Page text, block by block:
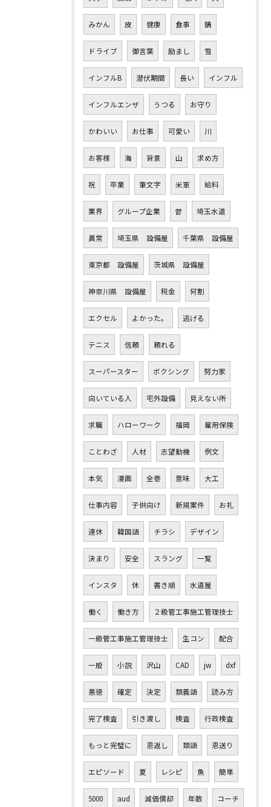
みかん 皮 健康 食事 錆
ドライブ 御言葉 励まし 雪
インフルB 潜伏期間 長い インフル
インフルエンザ うつる お守り
かわいい お仕事 可愛い 川
お客様 海 背景 山 求め方
祝 卒業 筆文字 米軍 給料
業界 グループ企業 昔 埼玉水道
異常 埼玉県 設備屋 千葉県 設備屋
東京都 設備屋 茨城県 設備屋
神奈川県 設備屋 税金 何割
エクセル よかった。 逃げる
テニス 信頼 頼れる
スーパースター ボクシング 努力家
向いている人 宅外設備 見えない所
求職 ハローワーク 福岡 雇用保険
ことわざ 人材 志望動機 例文
本気 漫画 全巻 意味 大工
仕事内容 子供向け 新規案件 お礼
連休 韓国語 チラシ デザイン
決まり 安全 スラング 一覧
インスタ 休 書き順 水道屋
働く 働き方 ２級管工事施工管理技士
一級管工事施工管理技士 生コン 配合
一般 小説 沢山 CAD jw dxf
悪徳 確定 決定 類義語 読み方
完了検査 引き渡し 検査 行政検査
もっと完璧に 恩返し 類語 恩送り
エピソード 夏 レシピ 魚 簡単
5000 aud 減価償却 年数 コーチ